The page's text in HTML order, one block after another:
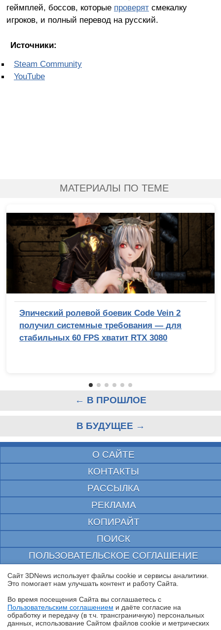
геймплей, боссов, которые проверятсмекалку
игроков, и полный перевод на русский.
Источники:
Steam Community
YouTube
МАТЕРИАЛЫ ПО ТЕМЕ
Эпический ролевой боевик Code Vein 2
получил системные требования — для
стабильных 60 FPS хватит RTX 3080
← В ПРОШЛОЕ
В БУДУЩЕЕ →
О САЙТЕ
КОНТАКТЫ
РАССЫЛКА
РЕКЛАМА
КОПИРАЙТ
ПОИСК
ПОЛЬЗОВАТЕЛЬСКОЕ СОГЛАШЕНИЕ
ЗАЩИЩЕНО CURATOR
© 1997—2026 Электронное периодическое издание "3ДНьюс" | Свидетельство о
выдано Федеральной Службой по надзору за соблюдением законодательства в сфере
массовых коммуникаций и охране культурного наследия
При цитировании документа ссылка на сайт с указанием автора обязательна. Полное
заимствование документа является нарушением
Сайт 3DNews использует файлы cookie и сервисы аналитики.
Это помогает нам улучшать контент и работу Cайта.
Во время посещения Cайта вы соглашаетесь с
Пользовательским соглашением и даёте согласие на
обработку и передачу (в т.ч. трансграничную) персональных
данных, использование Cайтом файлов cookie и метрических